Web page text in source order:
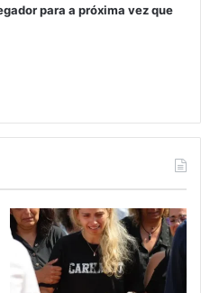
para a próxima vez que